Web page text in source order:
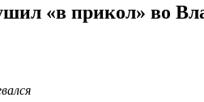
«в прикол» во